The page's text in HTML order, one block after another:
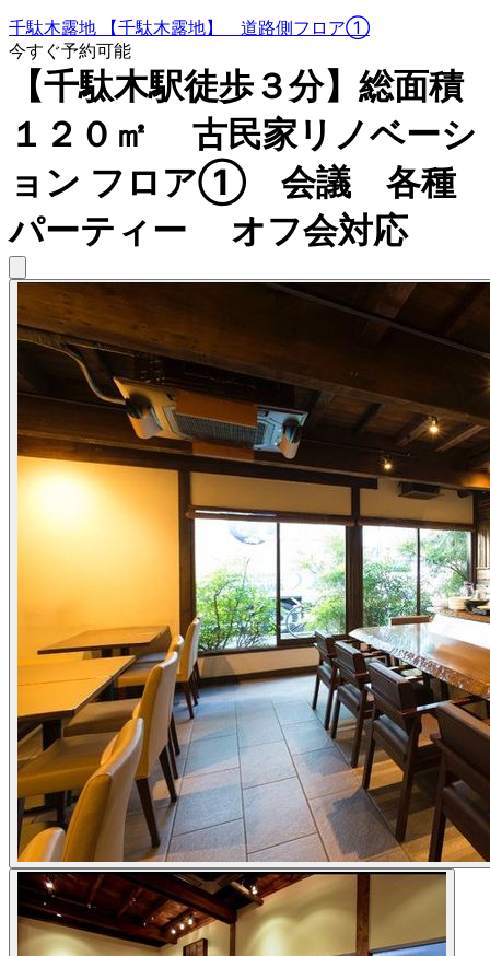
千駄木露地 【千駄木露地】 道路側フロア①
今すぐ予約可能
【千駄木駅徒歩３分】総面積
１２０㎡ 古民家リノベーシ
ョン フロア① 会議 各種
パーティー オフ会対応